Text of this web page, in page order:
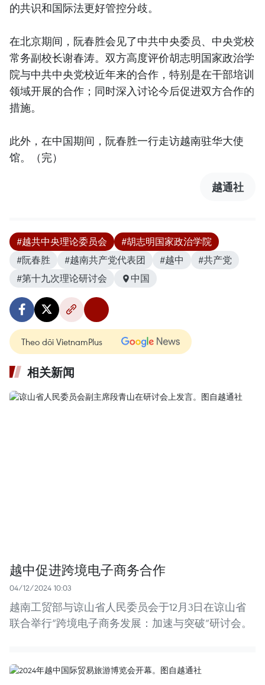
的共识和国际法更好管控分歧。
在北京期间，阮春胜会见了中共中央委员、中央党校
常务副校长谢春涛。双方高度评价胡志明国家政治学
院与中共中央党校近年来的合作，特别是在干部培训
领域开展的合作；同时深入讨论今后促进双方合作的
措施。
此外，在中国期间，阮春胜一行走访越南驻华大使
馆。（完）
越通社
#越共中央理论委员会
#胡志明国家政治学院
#阮春胜
#越南共产党代表团 #越中
#共产党
#第十九次理论研讨会
中国
Theo dõi VietnamPlus
相关新闻
越中促进跨境电子商务合作
04/12/2024 10:03
越南工贸部与谅山省人民委员会于12月3日在谅山省
联合举行“跨境电子商务发展：加速与突破”研讨会。